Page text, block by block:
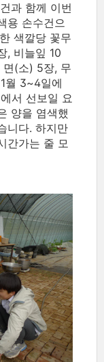
과 함께 이번
용 손수건으
색깔당 꽃무
, 비늘잎 10
면(소) 5장, 무
월 3~4일에
서 선보일 요
양을 염색했
니다. 하지만
간가는 줄 모